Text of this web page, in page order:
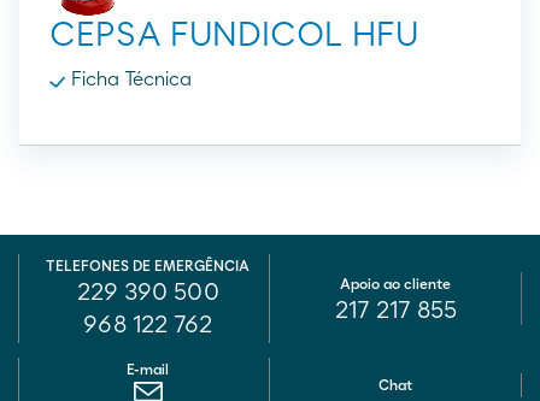
CEPSA FUNDICOL HFU
Ficha Técnica
TELEFONES DE EMERGÊNCIA
229 390 500
968 122 762
E-mail
Chat
Apoio ao cliente
217 217 855